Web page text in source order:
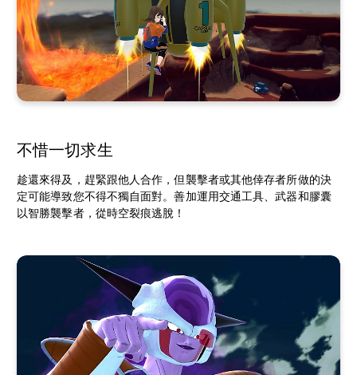
不惜一切求生
趁還來得及，趕緊跟他人合作，但襲擊者或其他倖存者所做的決
定可能導致您不得不獨自面對。善加運用交通工具、武器和膠囊
以智勝襲擊者，從時空裂痕逃脫！